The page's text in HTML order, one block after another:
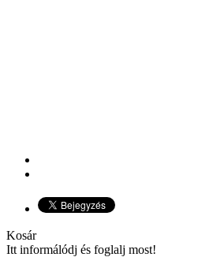
Kosár
Itt informálódj és foglalj most!